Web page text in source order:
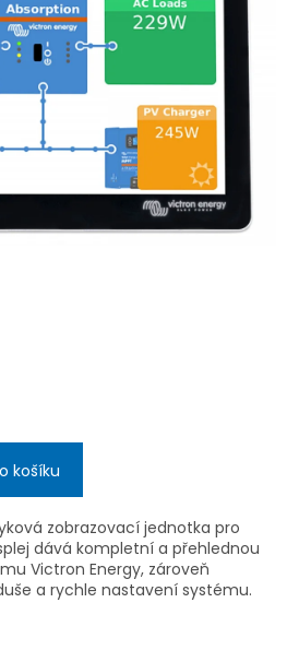
košíku
zobrazovací jednotka pro
dává kompletní a přehlednou
Victron Energy, zároveň
a rychle nastavení systému.